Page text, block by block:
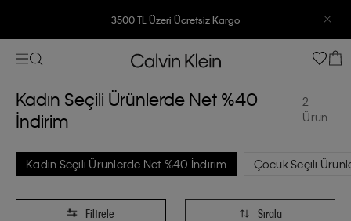
3500 TL Üzeri Ücretsiz Kargo
7500 TL Ve Üzeri Alışverişlerinizde 6 Taksit İmkanı
Kadın Seçili Ürünlerde Net %40
İndirim
2
Ürün
Çocuk Seçili
Kadın Seçili Ürünlerde Net %40 İndirim
Filtrele Sırala